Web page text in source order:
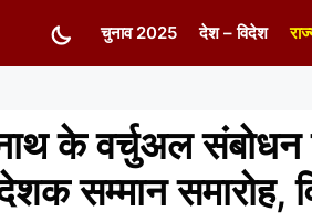
चुनाव 2025 देश – विदेश
के वर्चुअल संबोधन
सम्मान समारोह,